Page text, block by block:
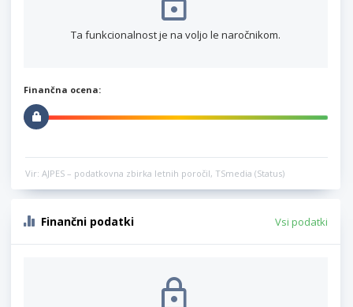
Ta funkcionalnost je na voljo le naročnikom.
Finančna ocena:
Vir: AJPES – podatkovna zbirka letnih poročil, TSmedia (Status)
Finančni podatki Vsi podatki